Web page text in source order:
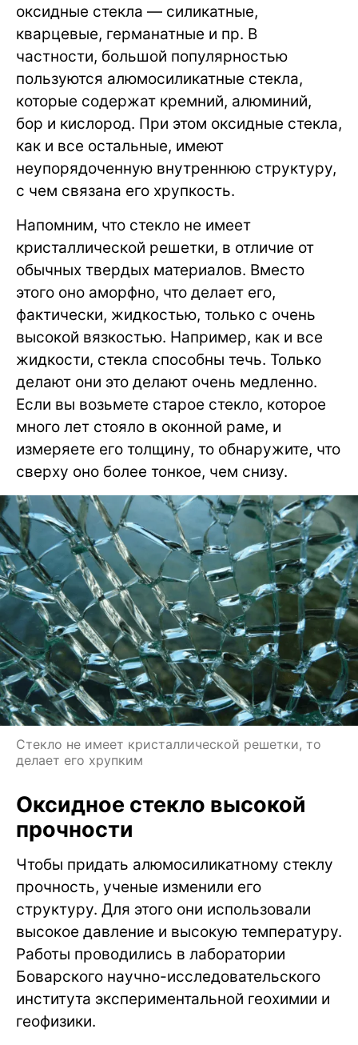
оксидные стекла — силикатные,
кварцевые, германатные и пр. В
частности, большой популярностью
пользуются алюмосиликатные стекла,
которые содержат кремний, алюминий,
бор и кислород. При этом оксидные стекла,
как и все остальные, имеют
неупорядоченную внутреннюю структуру,
с чем связана его хрупкость.
Напомним, что стекло не имеет
кристаллической решетки, в отличие от
обычных твердых материалов. Вместо
этого оно аморфно, что делает его,
фактически, жидкостью, только с очень
высокой вязкостью. Например, как и все
жидкости, стекла способны течь. Только
делают они это делают очень медленно.
Если вы возьмете старое стекло, которое
много лет стояло в оконной раме, и
измеряете его толщину, то обнаружите, что
сверху оно более тонкое, чем снизу.
Стекло не имеет кристаллической решетки, то
делает его хрупким
Оксидное стекло высокой
прочности
Чтобы придать алюмосиликатному стеклу
прочность, ученые изменили его
структуру. Для этого они использовали
высокое давление и высокую температуру.
Работы проводились в лаборатории
Боварского научно-исследовательского
института экспериментальной геохимии и
геофизики.